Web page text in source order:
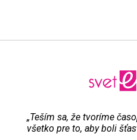
„Teším sa, že tvoríme
všetko pre to, aby boli